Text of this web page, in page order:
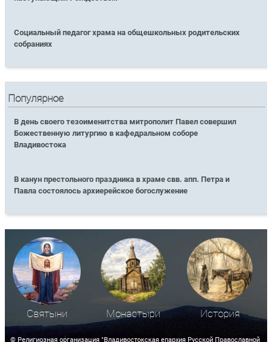
Социальный педагог храма на общешкольных родительских
собраниях
Популярное
В день своего тезоименитства митрополит Павел совершил
Божественную литургию в кафедральном соборе
Владивостока
В канун престольного праздника в храме свв. апп. Петра и
Павла состоялось архиерейское богослужение
Святыни Монастыри История
© Религиозная организация "Владивостокская епархия Русской Православной